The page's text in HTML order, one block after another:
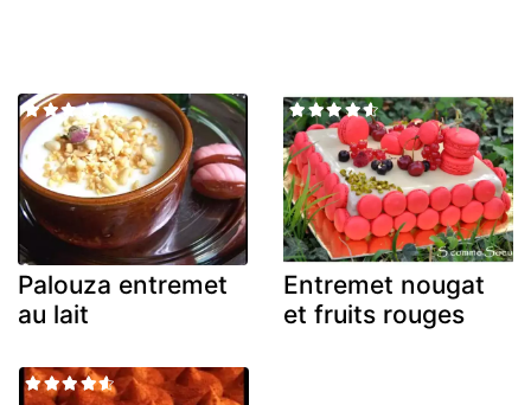
Palouza entremet
au lait
Entremet nougat
et fruits rouges